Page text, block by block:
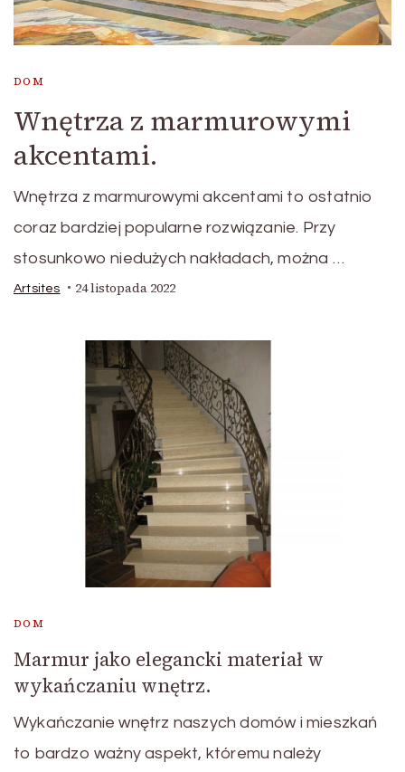
DOM
Wnętrza z marmurowymi
akcentami.
Wnętrza z marmurowymi akcentami to ostatnio
coraz bardziej popularne rozwiązanie. Przy
stosunkowo niedużych nakładach, można …
Artsites 24 listopada 2022
DOM
Marmur jako elegancki materiał w
wykańczaniu wnętrz.
Wykańczanie wnętrz naszych domów i mieszkań
to bardzo ważny aspekt, któremu należy